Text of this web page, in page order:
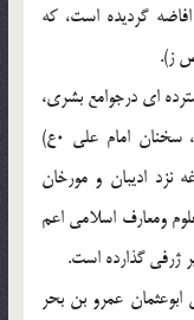
گرديده است، که
اي درجوامع بشري،
به ويژه درادبيات عربي وفارسي،گذارده است.البته، سخنان امام علي 0ع)
نزد اديبان و مورخان
ومعارف اسلامي اعم
ژرفي گذارده است.
عمرو بن بحر